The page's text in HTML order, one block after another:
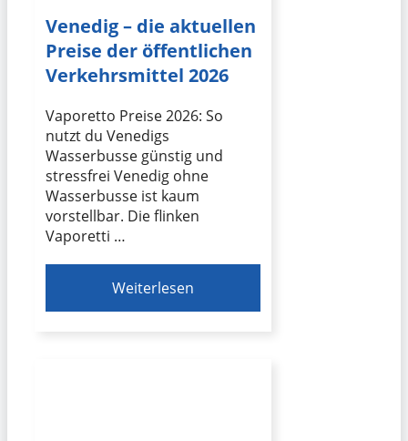
Venedig – die aktuellen
Preise der öffentlichen
Verkehrsmittel 2026
Vaporetto Preise 2026: So
nutzt du Venedigs
Wasserbusse günstig und
stressfrei Venedig ohne
Wasserbusse ist kaum
vorstellbar. Die flinken
Vaporetti …
Weiterlesen